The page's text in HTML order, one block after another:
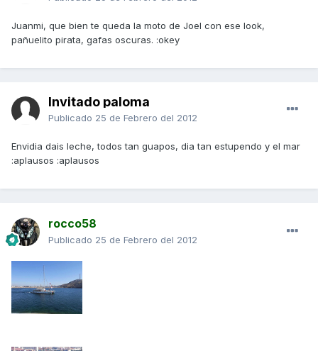
Juanmi, que bien te queda la moto de Joel con ese look,
pañuelito pirata, gafas oscuras. :okey
Invitado paloma
Publicado 25 de Febrero del 2012
Envidia dais leche, todos tan guapos, dia tan estupendo y el mar
:aplausos :aplausos
rocco58
Publicado 25 de Febrero del 2012